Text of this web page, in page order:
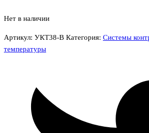
Нет в наличии
Артикул: УКТ38-В Категория: Системы
температуры